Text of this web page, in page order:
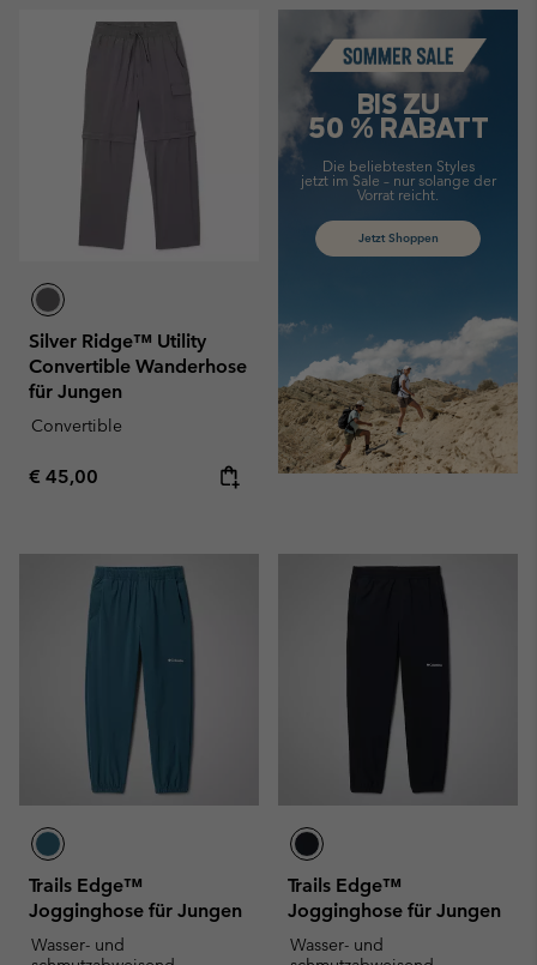
Silver Ridge™ Utility
Convertible Wanderhose
für Jungen
Convertible
Regular price:
€ 45,00
Summer Sale
BIS ZU
50 % RABATT
Die beliebtesten Styles
jetzt im Sale – nur solange der
Vorrat reicht.
Jetzt Shoppen
Trails Edge™
Jogginghose für Jungen
Wasser- und
Trails Edge™
Jogginghose für Jungen
Wasser- und